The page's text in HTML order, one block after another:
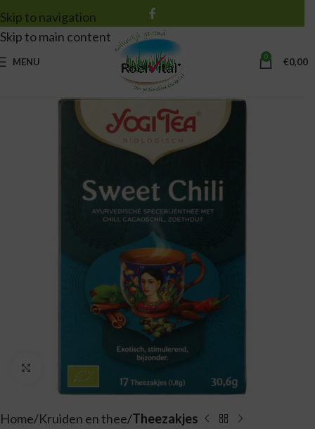
Skip to navigation
Skip to main content
MENU 0 €0,00
Vergroten
Home Kruiden en thee Theezakjes